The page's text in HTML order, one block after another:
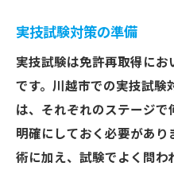
実技試験対策の準備
実技試験は免許再取得に
です。川越市での実技試験
は、それぞれのステージで
明確にしておく必要があり
術に加え、試験でよく問わ